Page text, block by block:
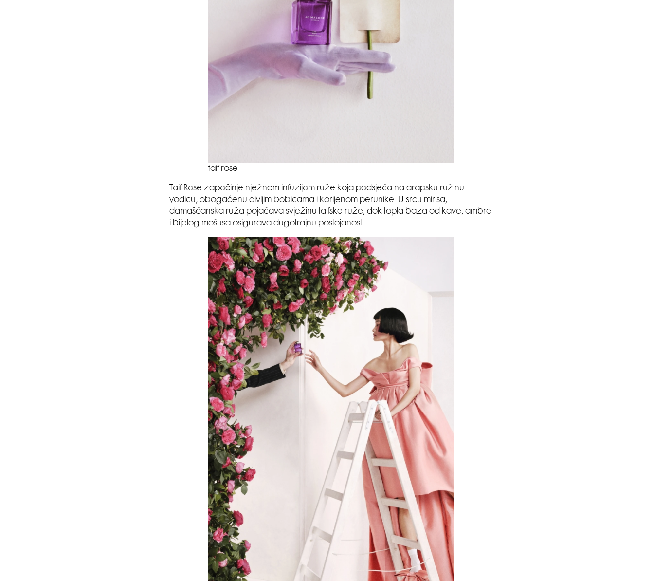
taif rose
Taif Rose započinje nježnom infuzijom ruže koja podsjeća na arapsku ružinu
vodicu, obogaćenu divljim bobicama i korijenom perunike. U srcu mirisa,
damašćanska ruža pojačava svježinu taifske ruže, dok topla baza od kave, ambre
i bijelog mošusa osigurava dugotrajnu postojanost.